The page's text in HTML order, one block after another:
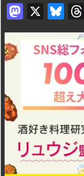
M
a
st
n
X
Bl
u
e
s
k
y